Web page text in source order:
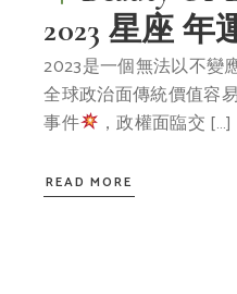
2023 星座 年
2023是一個無法以不變
全球政治面傳統價值容
事件
，政權面臨交 […]
READ MORE